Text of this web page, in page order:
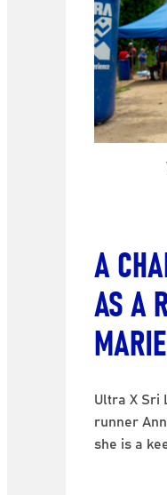
A
AS A
Ultra X Sri
runner
she is a